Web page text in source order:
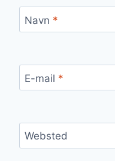
Navn *
E-mail *
Websted